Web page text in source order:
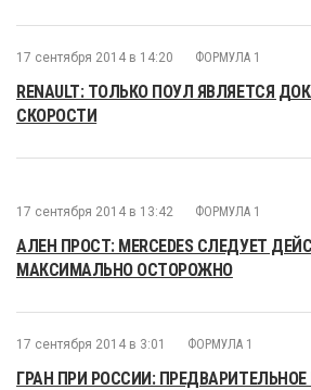
17 сентября 2014 в 14:20 ФОРМУЛА 1
RENAULT: ТОЛЬКО ПОУЛ ЯВЛЯЕТСЯ
СКОРОСТИ
17 сентября 2014 в 13:42 ФОРМУЛА 1
АЛЕН ПРОСТ: MERCEDES СЛЕДУЕТ
МАКСИМАЛЬНО ОСТОРОЖНО
17 сентября 2014 в 3:01 ФОРМУЛА 1
ГРАН ПРИ РОССИИ: